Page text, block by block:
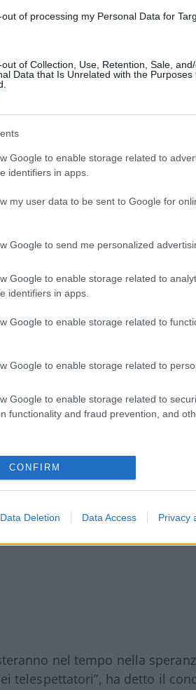
of processing my Personal Data for
of Collection, Use, Retention, Sale,
Data that Is Unrelated with the Purposes
Google to enable storage related to
identifiers in apps.
my user data to be sent to Google for
Google to send me personalized
Google to enable storage related to
identifiers in apps.
Google to enable storage related to
Google to enable storage related to
Google to enable storage related to
functionality and fraud prevention, and
CONFIRM
Data Deletion Data Access Privacy
di Sanremo 2026.
nel tempo nella
telespettatori”, ha detto il